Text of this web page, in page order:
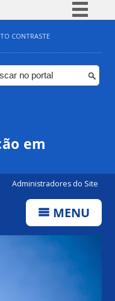
Simplifique!
Comunica BR
Participe
CONTRASTE
em
Administradores do Site
MENU